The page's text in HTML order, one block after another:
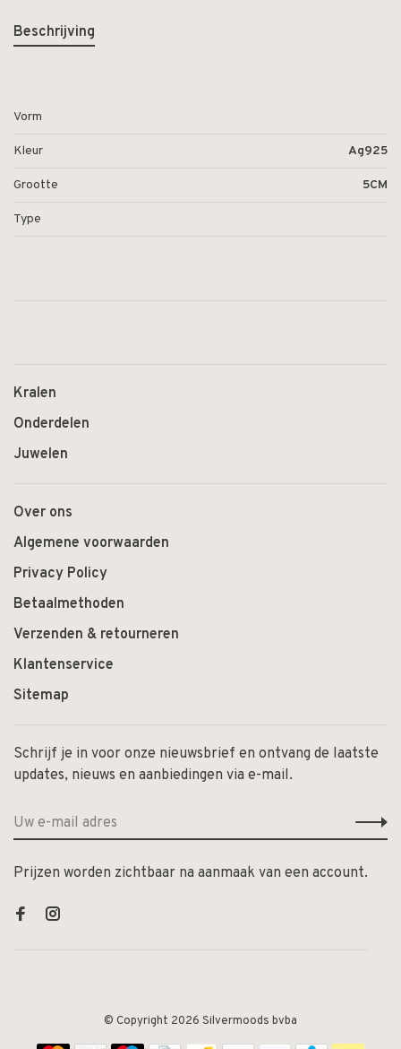
Beschrijving
Vorm
Kleur Ag925
Grootte 5CM
Type
Kralen
Onderdelen
Juwelen
Over ons
Algemene voorwaarden
Privacy Policy
Betaalmethoden
Verzenden & retourneren
Klantenservice
Sitemap
Schrijf je in voor onze nieuwsbrief en ontvang de laatste
updates, nieuws en aanbiedingen via e-mail.
Prijzen worden zichtbaar na aanmaak van een account.
© Copyright 2026 Silvermoods bvba